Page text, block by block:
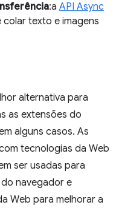
:a API Async
texto e imagens
alternativa para
as extensões do
alguns casos. As
tecnologias da Web
ser usadas para
navegador e
Web para melhorar a